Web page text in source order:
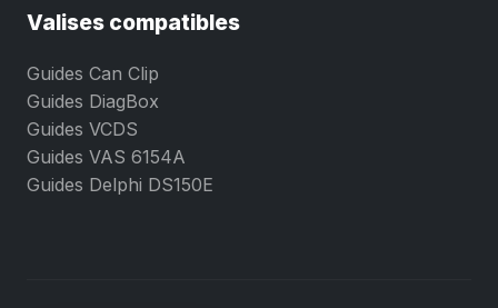
Valises compatibles
Guides Can Clip
Guides DiagBox
Guides VCDS
Guides VAS 6154A
Guides Delphi DS150E